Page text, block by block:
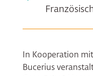
In Kooperation
Bucerius